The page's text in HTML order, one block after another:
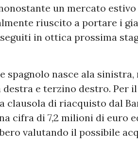
un mercato
riuscito a portare i
in ottica prossima
spagnolo nasce ala
destra e terzino destro. Per
clausola di riacquisto dal
cifra di 7,2 milioni di euro
valutando il possibile